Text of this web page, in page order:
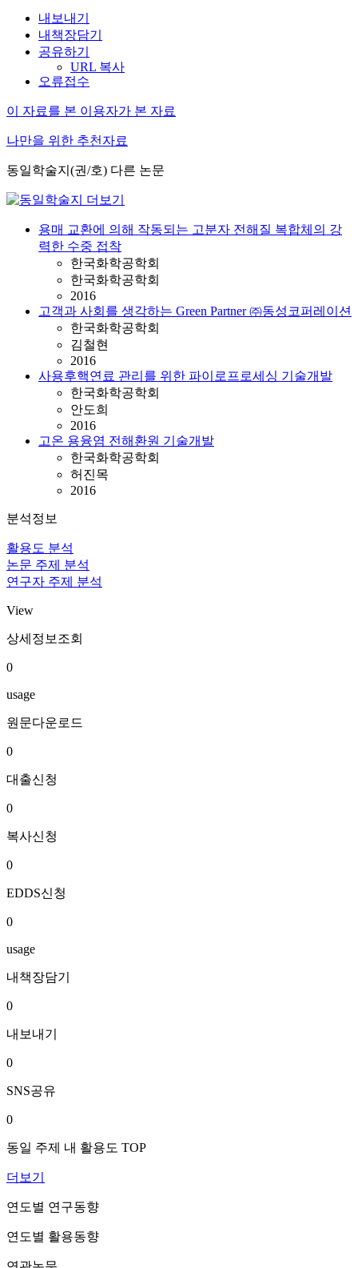
내보내기
내책장담기
공유하기
URL 복사
오류접수
이 자료를 본 이용자가 본 자료
나만을 위한 추천자료
동일학술지(권/호) 다른 논문
용매 교환에 의해 작동되는 고분자 전해질 복합체의 강
력한 수중 접착
한국화학공학회
한국화학공학회
2016
고객과 사회를 생각하는 Green Partner ㈜동성코퍼레이션
한국화학공학회
김철현
2016
사용후핵연료 관리를 위한 파이로프로세싱 기술개발
한국화학공학회
안도희
2016
고온 용융염 전해환원 기술개발
한국화학공학회
허진목
2016
분석정보
활용도 분석
논문 주제 분석
연구자 주제 분석
View
상세정보조회
0
usage
원문다운로드
0
대출신청
0
복사신청
0
EDDS신청
0
usage
내책장담기
0
내보내기
0
SNS공유
0
동일 주제 내 활용도 TOP
더보기
연도별 연구동향
연도별 활용동향